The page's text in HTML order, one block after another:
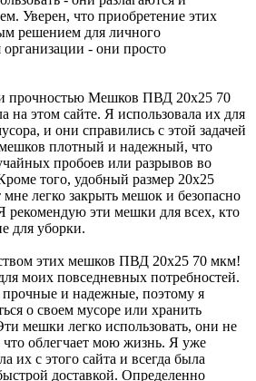
Уверен, что приобретение этих
решением для личного
- они просто
и прочностью Мешков ПВД 20x25 70
на этом сайте. Я использовала их для
и они справились с этой задачей
плотный и надежный, что
пробоев или разрывов во
того, удобный размер 20x25
мне легко закрыть мешок и безопасно
рекомендую эти мешки для всех, кто
для уборки.
этих мешков ПВД 20x25 70 мкм!
моих повседневных потребностей.
и надежные, поэтому я
о своем мусоре или хранить
мешки легко использовать, они не
что облегчает мою жизнь. Я уже
их с этого сайта и всегда была
доставкой. Определенно